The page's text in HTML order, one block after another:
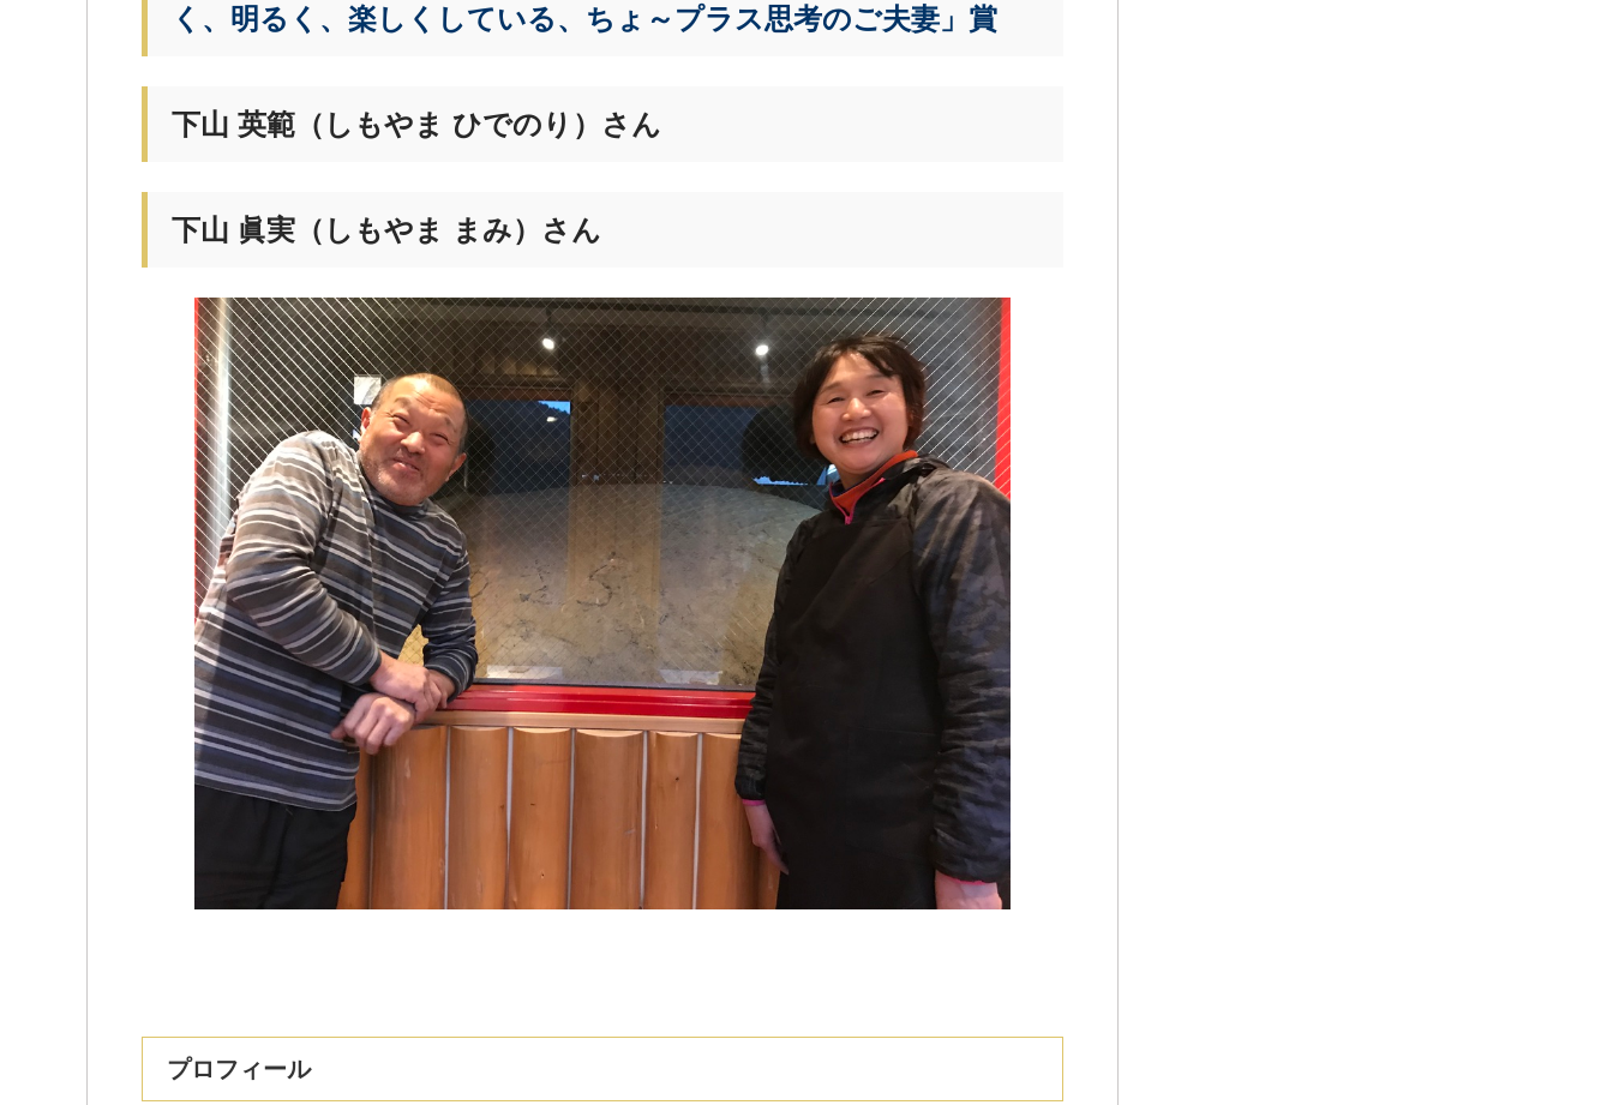
く、明るく、楽しくしている、ちょ～プラス思考のご夫妻」賞
下山 英範（しもやま ひでのり）さん
下山 眞実（しもやま まみ）さん
プロフィール